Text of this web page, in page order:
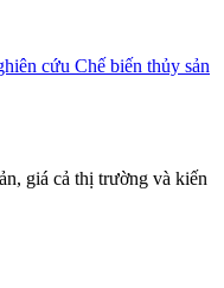
cứu Chế biến thủy sản
giá cả thị trường và kiến